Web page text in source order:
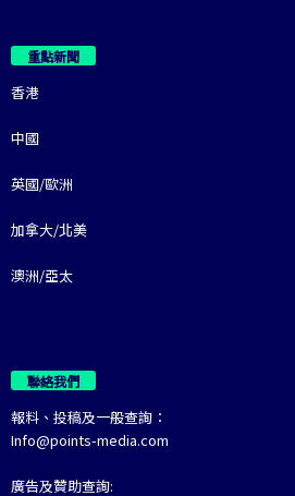
重點新聞
香港
中國
英國/歐洲
加拿大/北美
澳洲/亞太
聯絡我們
報料、投稿及一般查詢：
Info@points-media.com
廣告及贊助查詢: